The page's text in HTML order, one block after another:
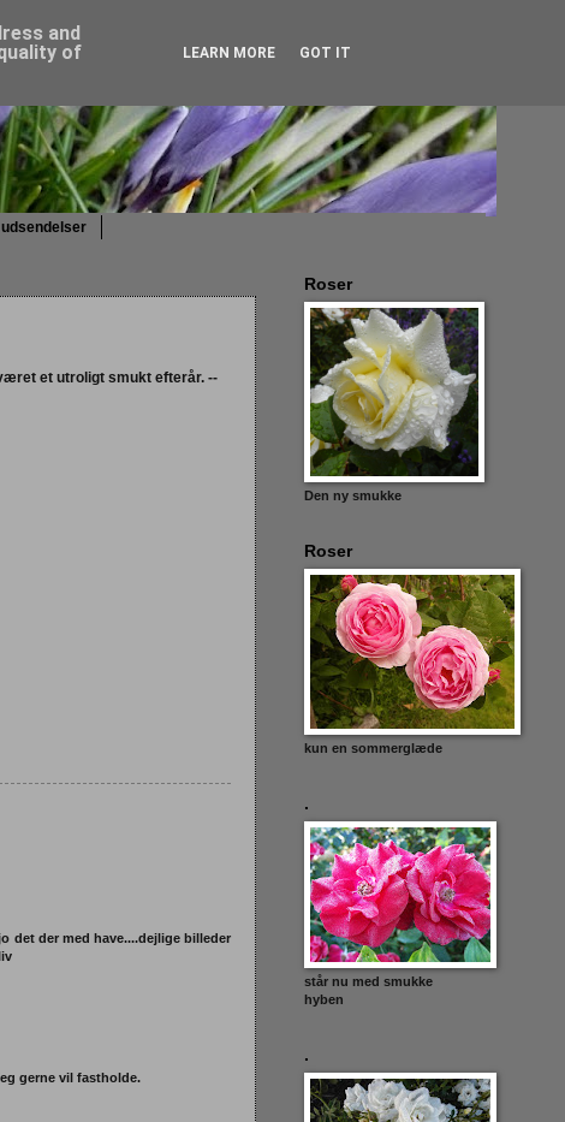
et utroligt smukt efterår. --
det der med have....dejlige billeder
gerne vil fastholde.
Roser
Den ny smukke
Roser
kun en sommerglæde
.
står nu med smukke
hyben
.
and
of
LEARN MORE GOT IT